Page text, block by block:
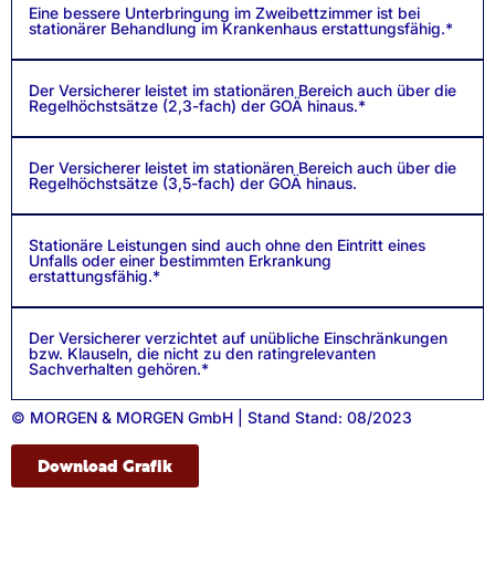
Eine bessere Unterbringung im Zweibettzimmer ist bei
stationärer Behandlung im Krankenhaus erstattungsfähig.*
Der Versicherer leistet im stationären Bereich auch über die
Regelhöchstsätze (2,3-fach) der GOÄ hinaus.*
Der Versicherer leistet im stationären Bereich auch über die
Regelhöchstsätze (3,5-fach) der GOÄ hinaus.
Stationäre Leistungen sind auch ohne den Eintritt eines
Unfalls oder einer bestimmten Erkrankung
erstattungsfähig.*
Der Versicherer verzichtet auf unübliche Einschränkungen
bzw. Klauseln, die nicht zu den ratingrelevanten
Sachverhalten gehören.*
© MORGEN & MORGEN GmbH | Stand Stand: 08/2023
Download Grafik